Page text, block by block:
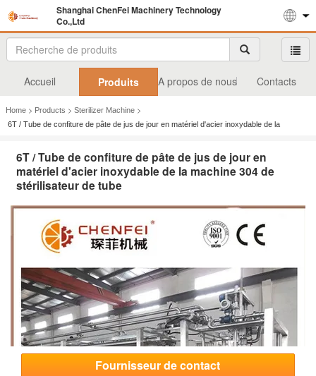
Shanghai ChenFei Machinery Technology
Co.,Ltd
Accueil Produits A propos de nous Contacts
Home > Products > Sterilizer Machine >
6T / Tube de confiture de pâte de jus de jour en matériel d'acier inoxydable de la
6T / Tube de confiture de pâte de jus de jour en
matériel d'acier inoxydable de la machine 304 de
stérilisateur de tube
Fournisseur de contact